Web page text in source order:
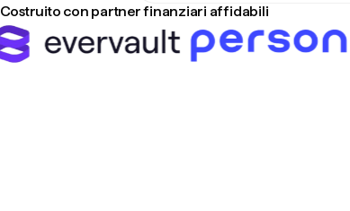
Costruito con partner finanziari affidabili